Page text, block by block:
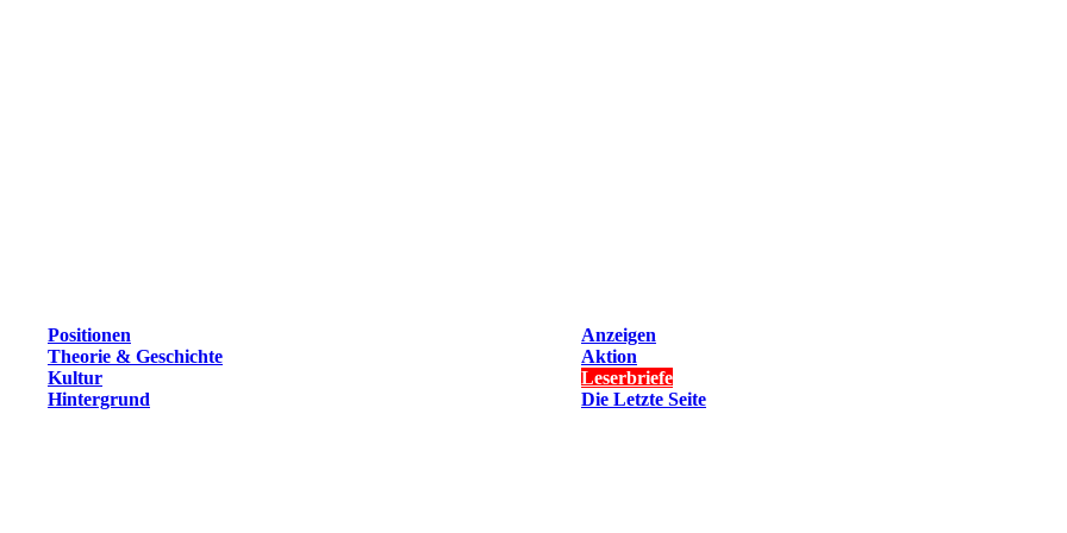
Positionen
Anzeigen
Theorie & Geschichte
Aktion
Kultur
Leserbriefe
Hintergrund Die Letzte Seite